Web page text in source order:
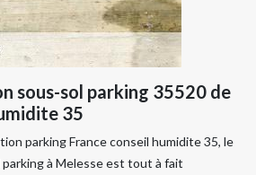
sous-sol parking 35520 de
35
parking France conseil humidite 35, le
parking à Melesse est tout à fait